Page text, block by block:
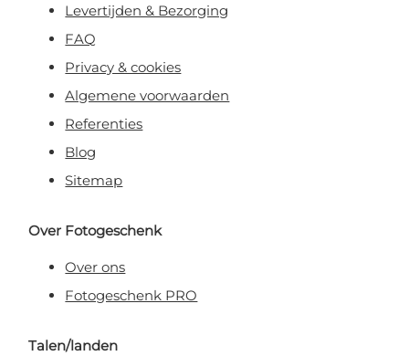
Levertijden & Bezorging
FAQ
Privacy & cookies
Algemene voorwaarden
Referenties
Blog
Sitemap
Over Fotogeschenk
Over ons
Fotogeschenk PRO
Talen/landen